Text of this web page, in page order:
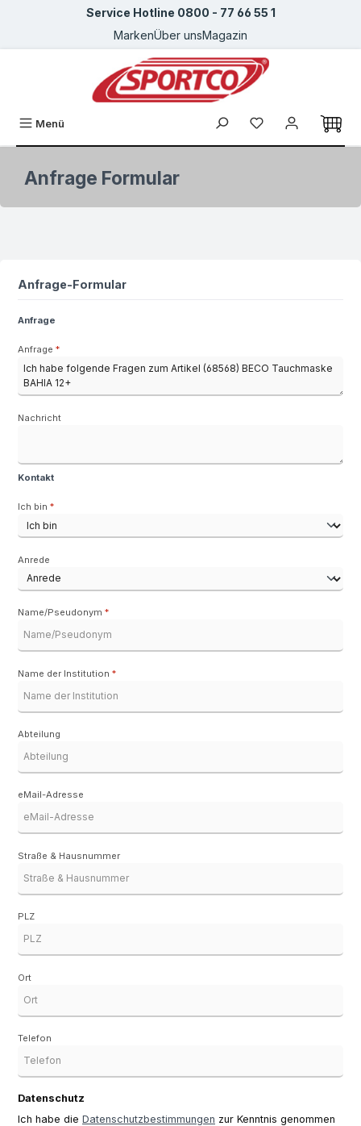
Zum Hauptinhalt springenService Hotline 0800 - 77 66 55 1
MarkenÜber unsMagazin
Menü Du hast 0
Anfrage Formular
Anfrage-Formular
Anfrage
Anfrage *
Nachricht
Kontakt
Ich bin *
Anrede
Name/Pseudonym *
Name der Institution *
Abteilung
eMail-Adresse
Straße & Hausnummer
PLZ
Ort
Telefon
Datenschutz
Ich habe die Datenschutzbestimmungen zur Kenntnis genommen